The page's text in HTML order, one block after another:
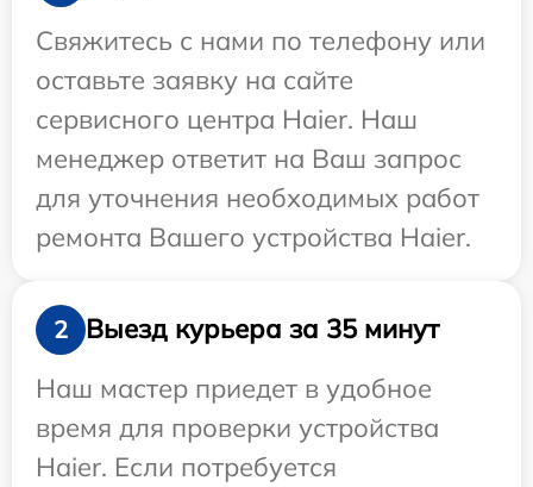
Свяжитесь с нами по телефону или
оставьте заявку на сайте
сервисного центра Haier. Наш
менеджер ответит на Ваш запрос
для уточнения необходимых работ
ремонта Вашего устройства Haier.
2
Выезд курьера за 35 минут
Наш мастер приедет в удобное
время для проверки устройства
Haier. Если потребуется